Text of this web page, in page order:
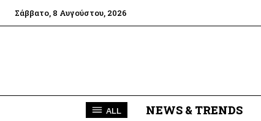
Σάββατο, 8 Αυγούστου, 2026
ALL NEWS & TRENDS